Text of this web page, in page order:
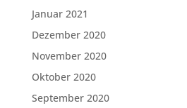
Januar 2021
Dezember 2020
November 2020
Oktober 2020
September 2020